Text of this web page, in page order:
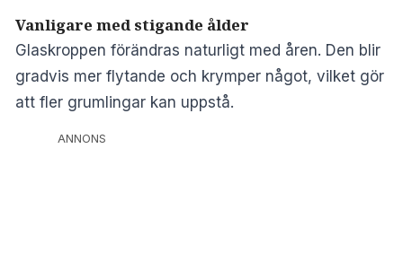
Vanligare med stigande ålder
Glaskroppen förändras naturligt med åren. Den blir
gradvis mer flytande och krymper något, vilket gör
att fler grumlingar kan uppstå.
ANNONS